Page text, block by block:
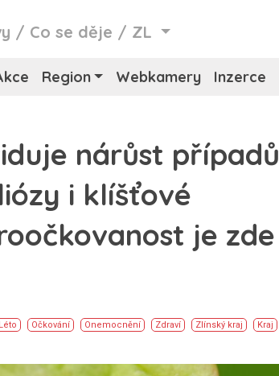
/ Co se děje / ZL
Region Webkamery Inzerce
nárůst případů
i klíšťové
je zde
Léto Očkování Onemocnění Zdraví Zlínský kraj Kraj